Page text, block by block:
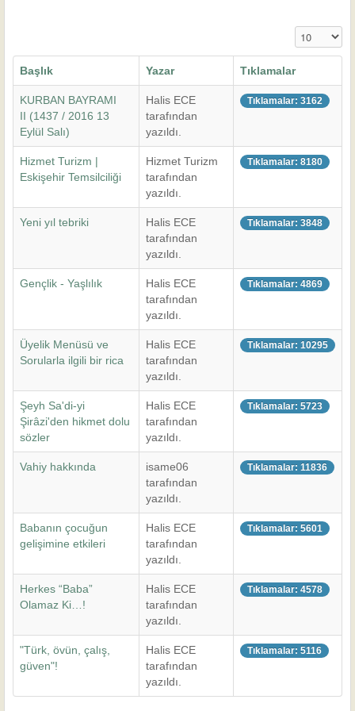
Başlık Yazar Tıklamalar
KURBAN BAYRAMI
II (1437 / 2016 13
Eylül Salı)
Halis ECE
tarafından
yazıldı.
Tıklamalar: 3162
Hizmet Turizm |
Eskişehir Temsilciliği
Hizmet Turizm
tarafından
yazıldı.
Tıklamalar: 8180
Yeni yıl tebriki
Halis ECE
tarafından
yazıldı.
Tıklamalar: 3848
Gençlik - Yaşlılık
Halis ECE
tarafından
yazıldı.
Tıklamalar: 4869
Üyelik Menüsü ve
Sorularla ilgili bir rica
Halis ECE
tarafından
yazıldı.
Tıklamalar: 10295
Şeyh Sa'di-yi
Şirâzi'den hikmet dolu
sözler
Halis ECE
tarafından
yazıldı.
Tıklamalar: 5723
Vahiy hakkında
isame06
tarafından
yazıldı.
Tıklamalar: 11836
Babanın çocuğun
gelişimine etkileri
Halis ECE
tarafından
yazıldı.
Tıklamalar: 5601
Herkes “Baba”
Olamaz Ki…!
Halis ECE
tarafından
yazıldı.
Tıklamalar: 4578
"Türk, övün, çalış,
güven"!
Halis ECE
tarafından
yazıldı.
Tıklamalar: 5116